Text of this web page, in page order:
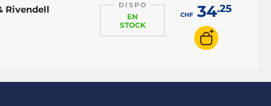
Rivendell DISPO
EN
STOCK
CHF34.25